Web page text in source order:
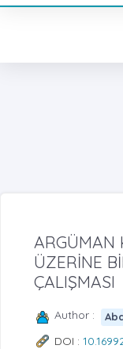
ARGÜMAN
ÜZERİNE
ÇALIŞMASI
Author :
DOI :